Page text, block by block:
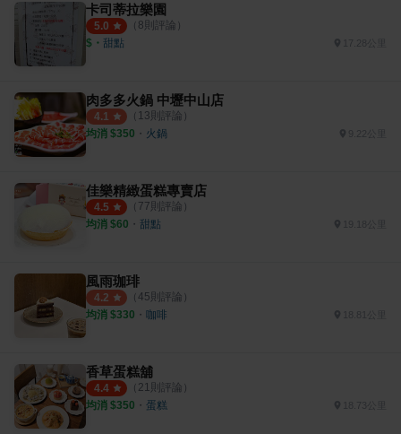
卡司蒂拉樂園
5.0 （ 8則評論）
$ ・ 甜點
肉多多火鍋 中壢中山店
4.1 （ 13則評論）
均消 $350 ・ 火鍋
佳樂精緻蛋糕專賣店
4.5 （ 77則評論）
均消 $60 ・ 甜點
風雨珈琲
4.2 （ 45則評論）
均消 $330 ・ 咖啡
香草蛋糕舖
4.4 （ 21 則評論）
均消 $350 ・ 蛋糕